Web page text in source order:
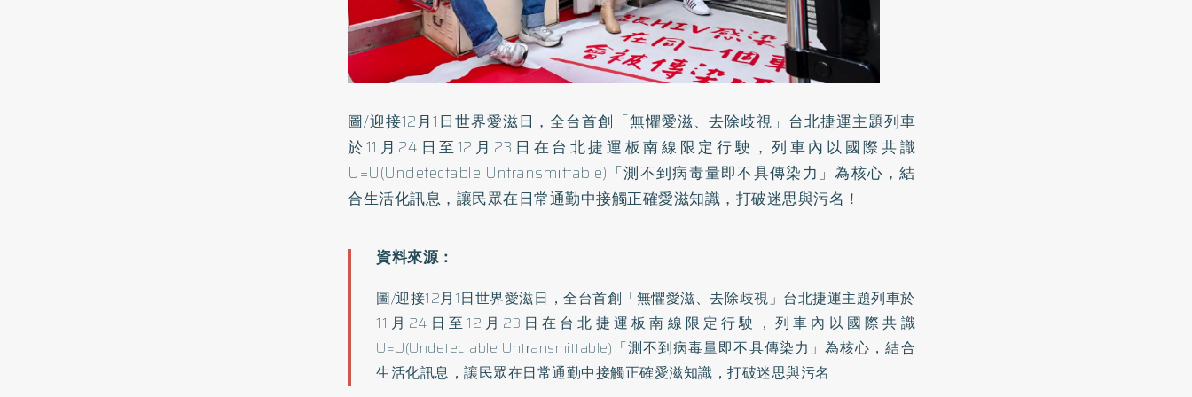
圖/迎接12月1日世界愛滋日，全台首創「無懼愛滋、去除歧視」台北捷運主題列車
於11月24日至12月23日在台北捷運板南線限定行駛，列車內以國際共識
U=U(Undetectable Untransmittable)「測不到病毒量即不具傳染力」為核心，結
合生活化訊息，讓民眾在日常通勤中接觸正確愛滋知識，打破迷思與污名！
圖/迎接12月1日世界愛滋日，全台首創「無懼愛滋、去除歧視」台北捷運主題列車於
11月24日至12月23日在台北捷運板南線限定行駛，列車內以國際共識
U=U(Undetectable Untransmittable)「測不到病毒量即不具傳染力」為核心，結合
生活化訊息，讓民眾在日常通勤中接觸正確愛滋知識，打破迷思與污名